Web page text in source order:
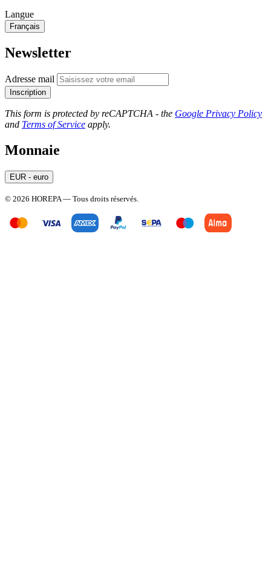
Langue
Français
Newsletter
Adresse mail
Inscription
This form is protected by reCAPTCHA - the Google Privacy Policy
and Terms of Service apply.
Monnaie
EUR - euro
© 2026 HOREPA — Tous droits réservés.